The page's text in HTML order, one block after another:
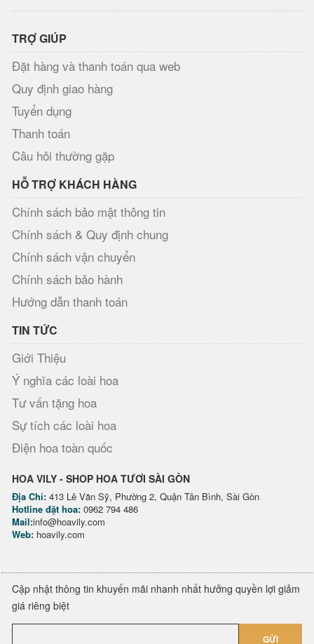
TRỢ GIÚP
Đặt hàng và thanh toán qua web
Quy định giao hàng
Tuyển dụng
Thanh toán
Câu hỏi thường gặp
HỖ TRỢ KHÁCH HÀNG
Chính sách bảo mật thông tin
Chính sách & Quy định chung
Chính sách vận chuyển
Chính sách bảo hành
Hướng dẫn thanh toán
TIN TỨC
Giới Thiệu
Ý nghĩa các loài hoa
Tư vấn tặng hoa
Sự tích các loài hoa
Điện hoa toàn quốc
HOA VILY - SHOP HOA TƯƠI SÀI GÒN
Địa Chỉ: 413 Lê Văn Sỹ, Phường 2, Quận Tân Bình, Sài Gòn
Hotline đặt hoa: 0962 794 486
Mail:info@hoavily.com
Web: hoavily.com
Cập nhật thông tin khuyến mãi nhanh nhất hưởng quyền lợi giảm
giá riêng biệt
GỬI